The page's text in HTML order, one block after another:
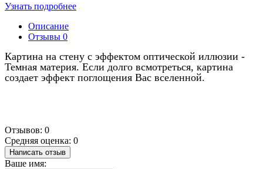
Узнать подробнее
Описание
Отзывы 0
Картина на стену с эффектом оптической иллюзии -
Темная материя. Если долго всмотреться, картина
создает эффект поглощения Вас вселенной.
Отзывов: 0
Средняя оценка: 0
Написать отзыв
Ваше имя: